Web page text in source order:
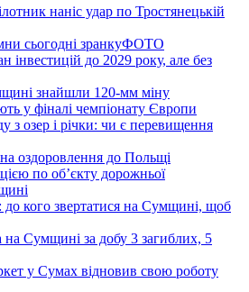
наніс удар по Тростянецькій
сьогодні зранкуФОТО
інвестицій до 2029 року, але без
знайшли 120-мм міну
у фіналі чемпіонату Європи
з озер і річки: чи є перевищення
оздоровлення до Польщі
по обʼєкту дорожньої
до кого звертатися на Сумщині, щоб
на Сумщині за добу 3 загиблих, 5
у Сумах відновив свою роботу